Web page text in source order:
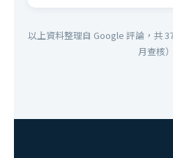
以上資料整理自 Google 評論，共
月查核）